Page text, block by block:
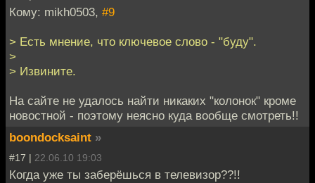
Кому: mikh0503, #9
> Есть мнение, что ключевое слово - "буду".
>
> Извините.
На сайте не удалось найти никаких "колонок" кроме
новостной - поэтому неясно куда вообще смотреть!!
boondocksaint »
#17 | 22.06.10 19:03
Когда уже ты заберёшься в телевизор??!!